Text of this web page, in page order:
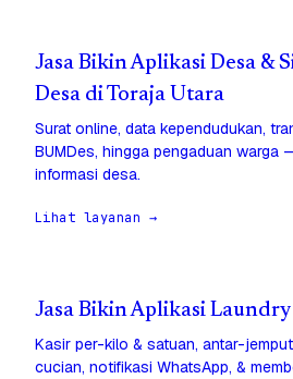
Jasa Bikin Aplikasi Desa &
Desa di Toraja Utara
Surat online, data kependudukan,
BUMDes, hingga pengaduan warga
informasi desa.
Lihat layanan →
Jasa Bikin Aplikasi
Kasir per-kilo & satuan, antar-
cucian, notifikasi WhatsApp, &